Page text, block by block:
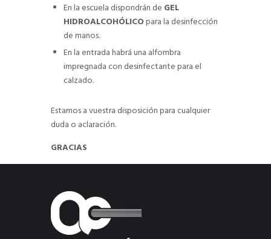
En la escuela dispondrán de GEL
HIDROALCOHÓLICOpara la desinfección
de manos.
En la entrada habrá una alfombra
impregnada con desinfectante para el
calzado.
Estamos a vuestra disposición para cualquier
duda o aclaración.
GRACIAS